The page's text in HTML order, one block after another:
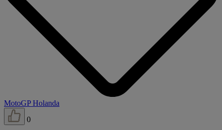
MotoGP Holanda
0